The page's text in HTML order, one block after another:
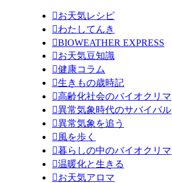
お天気レシピ
わたしてんき
BIOWEATHER EXPRESS
お天気豆知識
健康コラム
生きもの歳時記
高齢化社会のバイオクリマ
異常気象時代のサバイバル
異常気象を追う
 風を歩く
暮らしの中のバイオクリマ
温暖化と生きる
お天気アロマ